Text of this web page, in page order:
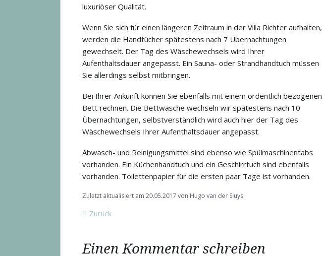
luxuriöser Qualität.
Wenn Sie sich für einen längeren Zeitraum in der Villa Richter aufhalten,
werden die Handtücher spätestens nach 7 Übernachtungen
gewechselt. Der Tag des Wäschewechsels wird Ihrer
Aufenthaltsdauer angepasst. Ein Sauna- oder Strandhandtuch müssen
Sie allerdings selbst mitbringen.
Bei Ihrer Ankunft können Sie ebenfalls mit einem ordentlich bezogenen
Bett rechnen. Die Bettwäsche wechseln wir spätestens nach 10
Übernachtungen, selbstverständlich wird auch hier der Tag des
Wäschewechsels Ihrer Aufenthaltsdauer angepasst.
Abwasch- und Reinigungsmittel sind ebenso wie Spülmaschinentabs
vorhanden. Ein Küchenhandtuch und ein Geschirrtuch sind ebenfalls
vorhanden. Toilettenpapier für die ersten paar Tage ist vorhanden.
Zuletzt aktualisiert am 20.05.2017 von Hugo van der Sluys.
Zurück
Einen Kommentar schreiben